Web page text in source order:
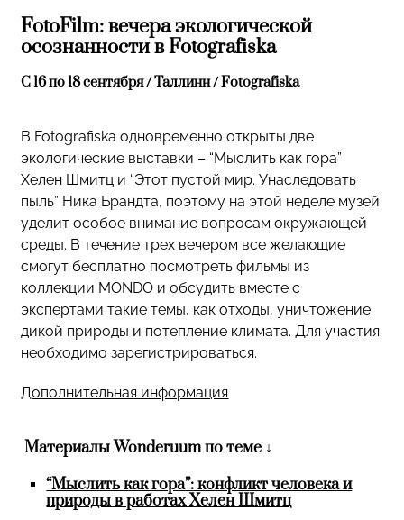
FotoFilm: вечера экологической
осознанности в Fotografiska
C 16 по 18 сентября / Таллинн / Fotografiska
В Fotografiska одновременно открыты две
экологические выставки – “Мыслить как гора”
Хелен Шмитц и “Этот пустой мир. Унаследовать
пыль” Ника Брандта, поэтому на этой неделе музей
уделит особое внимание вопросам окружающей
среды. В течение трех вечером все желающие
смогут бесплатно посмотреть фильмы из
коллекции MONDO и обсудить вместе с
экспертами такие темы, как отходы, уничтожение
дикой природы и потепление климата. Для участия
необходимо зарегистрироваться.
Дополнительная информация
Материалы Wonderuum по теме ↓
“Мыслить как гора”: конфликт человека и
природы в работах Хелен Шмитц